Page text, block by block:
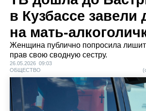
в Кузбассе завели
на мать-
Женщина публично попросила
прав свою сводную сестру.
26.05.2026 09:03
ОБЩЕСТВО